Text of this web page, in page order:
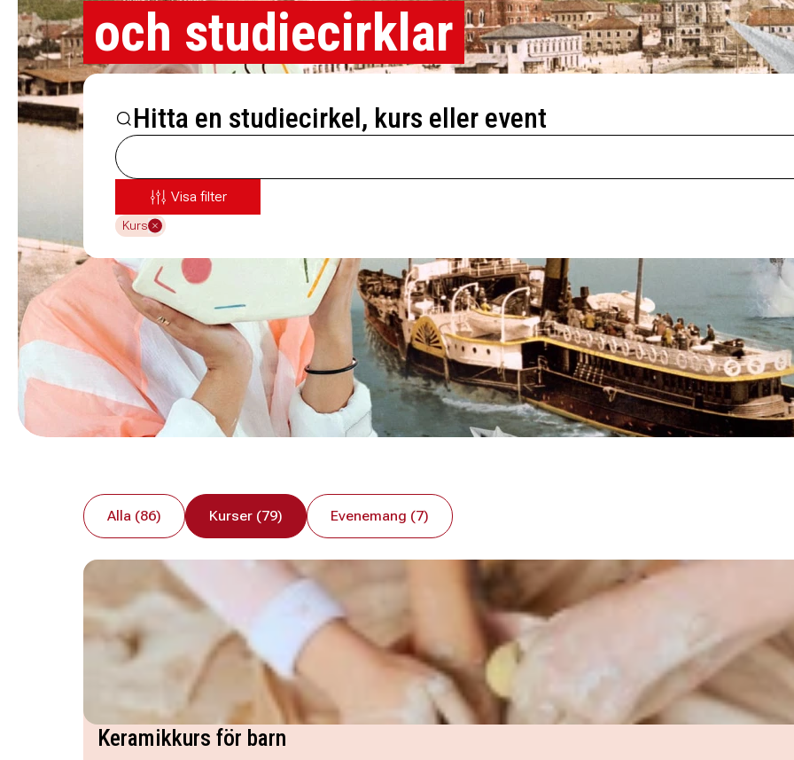
och studiecirklar
Hitta en studiecirkel, kurs eller event
Visa filter
Kurs
Alla (86) Kurser (79) Evenemang (7)
Keramikkurs för barn